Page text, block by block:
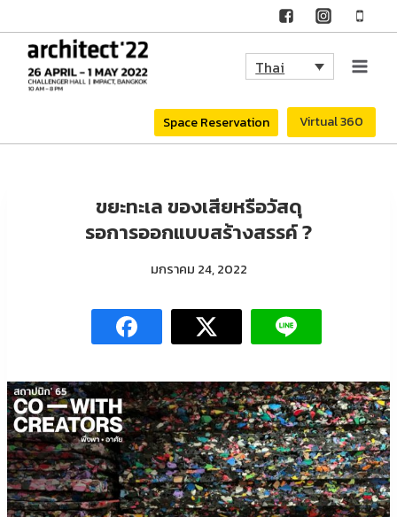
content
Thai
Space Reservation Virtual 360
ขยะทะเล ของเสียหรือวัสดุ
รอการออกแบบสร้างสรรค์ ?
มกราคม 24, 2022